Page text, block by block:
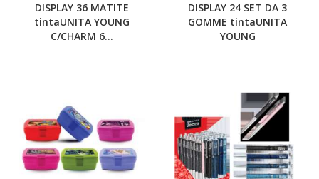
DISPLAY 36 MATITE
tintaUNITA YOUNG
C/CHARM 6...
DISPLAY 24 SET DA 3
GOMME tintaUNITA
YOUNG